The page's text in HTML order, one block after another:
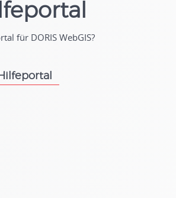
für DORIS WebGIS?